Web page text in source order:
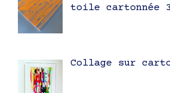
toile cartonnée
Collage sur